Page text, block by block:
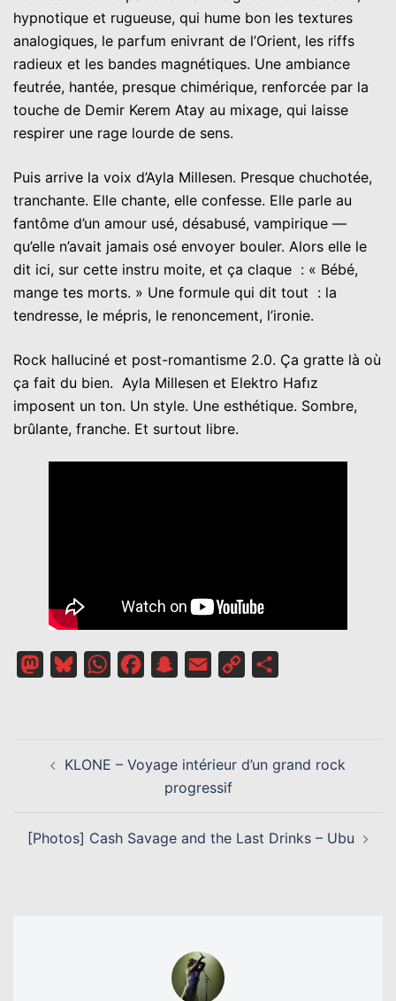
hypnotique et rugueuse, qui hume bon les textures
analogiques, le parfum enivrant de l’Orient, les riffs
radieux et les bandes magnétiques. Une ambiance
feutrée, hantée, presque chimérique, renforcée par la
touche de Demir Kerem Atay au mixage, qui laisse
respirer une rage lourde de sens.
Puis arrive la voix d’Ayla Millesen. Presque chuchotée,
tranchante. Elle chante, elle confesse. Elle parle au
fantôme d’un amour usé, désabusé, vampirique —
qu’elle n’avait jamais osé envoyer bouler. Alors elle le
dit ici, sur cette instru moite, et ça claque : « Bébé,
mange tes morts. » Une formule qui dit tout : la
tendresse, le mépris, le renoncement, l’ironie.
Rock halluciné et post-romantisme 2.0. Ça gratte là où
ça fait du bien. Ayla Millesen et Elektro Hafız
imposent un ton. Un style. Une esthétique. Sombre,
brûlante, franche. Et surtout libre.
MastodonBlueskyWhatsAppFacebookSnapchat
Email
Copy
D’ARTICLE
KLONE – Voyage intérieur d’un grand rock
progressif
[Photos] Cash Savage and the Last Drinks – Ubu